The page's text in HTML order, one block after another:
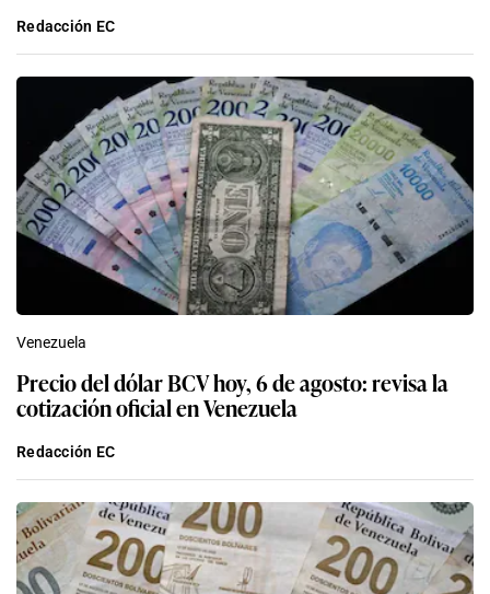
Redacción EC
Venezuela
Precio del dólar BCV hoy, 6 de agosto: revisa la
cotización oficial en Venezuela
Redacción EC